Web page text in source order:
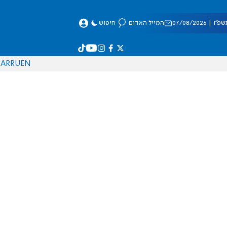
08/2026 המייל האדום חיפוש
EN
RU
AR